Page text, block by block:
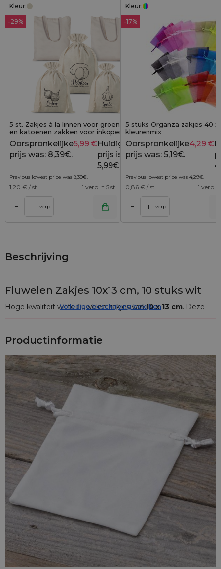
Kleur:
-29%
5 st. Zakjes à la linnen voor groenten (3 st)
en katoenen zakken voor inkopen (2 st)
8,39 €
Oorspronkelijke
prijs was: 8,39€.
5,99€Huidige
prijs is:
5,99€.
Previous lowest price was 8,39€.
1,20 € / st. 1 verp. = 5 st.
– verp. +
Kleur:
-17%
5 stuks Organza zakjes 40 x
kleurenmix
Oorspronkelijke
prijs was: 5,19€.
4,29€
Previous lowest price was 4,29€.
0,86 € / st. 1 verp.
– verp. +
Toevoegen aan winkelwagen Toevoegen aan
Beschrijving
Fluwelen Zakjes 10x13 cm, 10 stuks wit
Hoge kwaliteit witte fluwelen zakjes van10 x 13 cm. Deze
kan dienen, als een stijlvolle manier om kleine geschenken in
te pakken.
Witte fluwelen zakjeszijn perfect geschikt voor het
verpakken van geschenken voor speciale gelegenheden
zoals bruiloften, doopfeesten, communies, Valentijnsdag,
verjaardagen of jubilea. De set bestaat uit10 zakjes .
De zakjes in deze aanbieding zijn gemaakt van fluweel, ook
wel pluche genoemd. Dit is een zeer zacht en aangenaam
materiaal dat al vele jaren als exclusief wordt beschouwd en
nog steeds wordt gebruikt voor de productie van kleding en
als bekledingsmateriaal voor meubels.
Afmetingen van het zakje:
Breedte: 10 cm
Hoogte: 13 cm
Kleur:
Wit
Elegantie en Functionaliteit
Onze fluwelen zakjes zijn de perfecte combinatie van
elegantie en functionaliteit. Ze zijn gemaakt van de hoogste
kwaliteit fluweel en zijn ideaal voor het bewaren en
Volledige beschrijving bekijken
Productinformatie